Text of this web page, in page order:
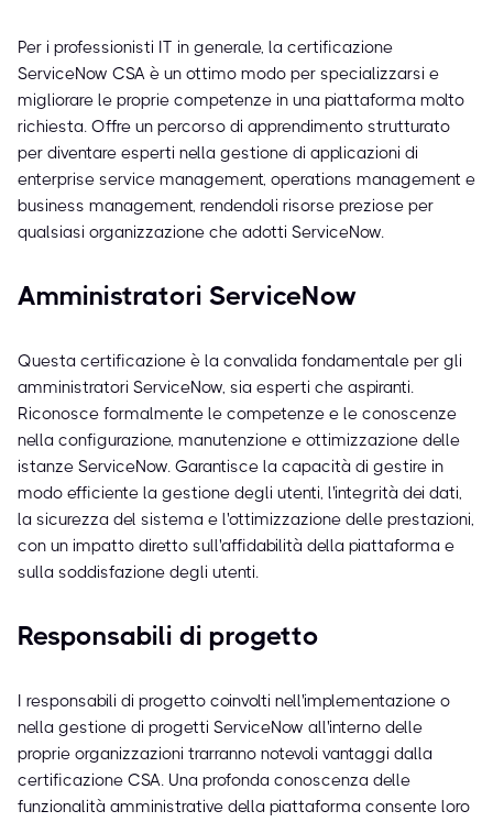
Per i professionisti IT in generale, la certificazione
ServiceNow CSA è un ottimo modo per specializzarsi e
migliorare le proprie competenze in una piattaforma molto
richiesta. Offre un percorso di apprendimento strutturato
per diventare esperti nella gestione di applicazioni di
enterprise service management, operations management e
business management, rendendoli risorse preziose per
qualsiasi organizzazione che adotti ServiceNow.
Amministratori ServiceNow
Questa certificazione è la convalida fondamentale per gli
amministratori ServiceNow, sia esperti che aspiranti.
Riconosce formalmente le competenze e le conoscenze
nella configurazione, manutenzione e ottimizzazione delle
istanze ServiceNow. Garantisce la capacità di gestire in
modo efficiente la gestione degli utenti, l'integrità dei dati,
la sicurezza del sistema e l'ottimizzazione delle prestazioni,
con un impatto diretto sull'affidabilità della piattaforma e
sulla soddisfazione degli utenti.
Responsabili di progetto
I responsabili di progetto coinvolti nell'implementazione o
nella gestione di progetti ServiceNow all'interno delle
proprie organizzazioni trarranno notevoli vantaggi dalla
certificazione CSA. Una profonda conoscenza delle
funzionalità amministrative della piattaforma consente loro